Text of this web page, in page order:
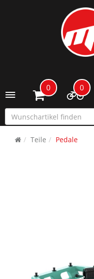
Toggle navigation
0 0
Teile Pedale